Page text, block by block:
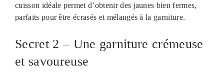
cuisson idéale permet d’obtenir des jaunes bien fermes,
parfaits pour être écrasés et mélangés à la garniture.
Secret 2 – Une garniture crémeuse
et savoureuse